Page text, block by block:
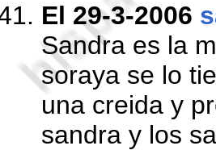
El 29-3-2006
Sandra es la
soraya se lo
una creida y
sandra y los